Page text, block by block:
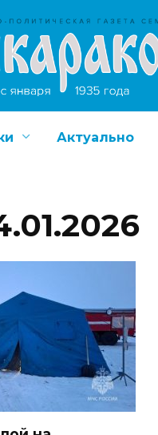
Актуально